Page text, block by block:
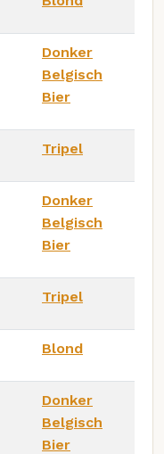
Donker
Belgisch
Bier
Tripel
Donker
Belgisch
Bier
Tripel
Blond
Donker
Belgisch
Bier